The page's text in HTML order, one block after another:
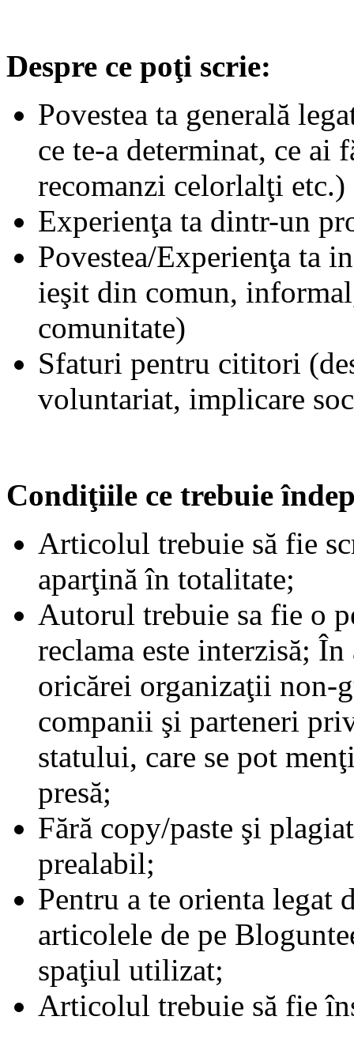
Despre ce poţi scrie:
Povestea ta generală
ce te-a determinat, ce ai
recomanzi celorlalţi etc.)
Experienţa ta dintr-un
Povestea/Experienţa ta
ieşit din comun,
comunitate)
Sfaturi pentru cititori
voluntariat, implicare
Condiţiile ce trebuie
Articolul trebuie să fie
aparţină în totalitate;
Autorul trebuie sa fie o
reclama este interzisă;
oricărei organizaţii non-
companii şi parteneri
statului, care se pot
presă;
Fără copy/paste şi
prealabil;
Pentru a te orienta legat
articolele de pe
spaţiul utilizat;
Articolul trebuie să fie